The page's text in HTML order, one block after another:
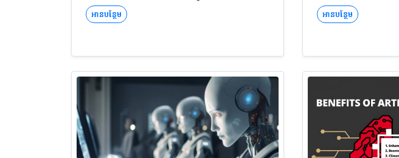
អានបន្ថែម អានបន្ថែម